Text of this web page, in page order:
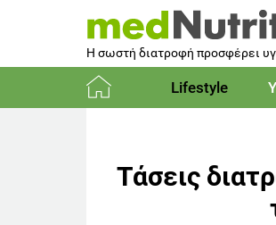
Η σωστή διατροφή προσφέρει
Lifestyle
Τάσεις